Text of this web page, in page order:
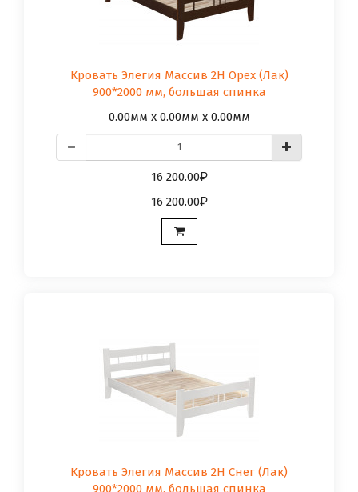
Кровать Элегия Массив 2Н Орех (Лак)
900*2000 мм, большая спинка
0.00мм x 0.00мм x 0.00мм
16 200.00
16 200.00
Кровать Элегия Массив 2Н Снег (Лак)